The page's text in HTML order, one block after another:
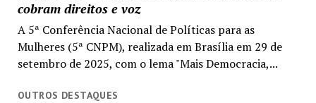
cobram direitos e voz
A 5ª Conferência Nacional de Políticas para as
Mulheres (5ª CNPM), realizada em Brasília em 29 de
setembro de 2025, com o lema "Mais Democracia,...
OUTROS DESTAQUES